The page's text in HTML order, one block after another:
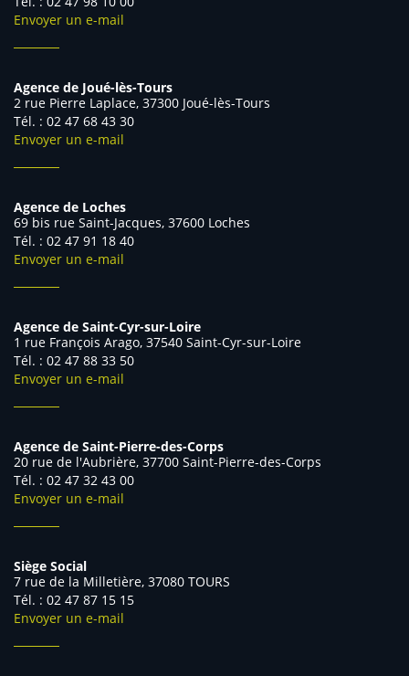
Envoyer un e-mail
Agence de Joué-lès-Tours
2 rue Pierre Laplace, 37300 Joué-lès-Tours
Tél. : 02 47 68 43 30
Envoyer un e-mail
Agence de Loches
69 bis rue Saint-Jacques, 37600 Loches
Tél. : 02 47 91 18 40
Envoyer un e-mail
Agence de Saint-Cyr-sur-Loire
1 rue François Arago, 37540 Saint-Cyr-sur-Loire
Tél. : 02 47 88 33 50
Envoyer un e-mail
Agence de Saint-Pierre-des-Corps
20 rue de l'Aubrière, 37700 Saint-Pierre-des-Corps
Tél. : 02 47 32 43 00
Envoyer un e-mail
Siège Social
7 rue de la Milletière, 37080 TOURS
Tél. : 02 47 87 15 15
Envoyer un e-mail